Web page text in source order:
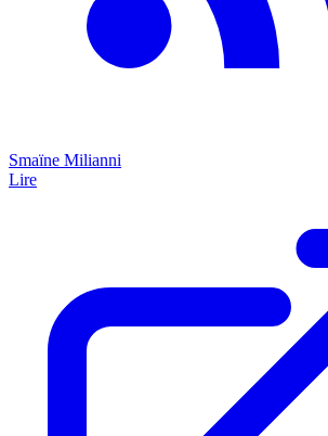
Smaïne Milianni
Lire